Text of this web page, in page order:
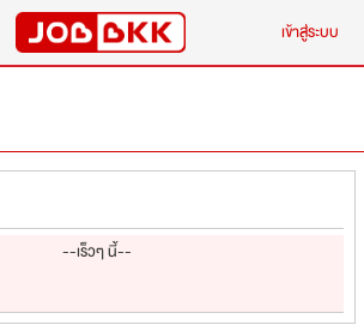
เข้าสู่ระบบ
--เร็วๆ นี้--